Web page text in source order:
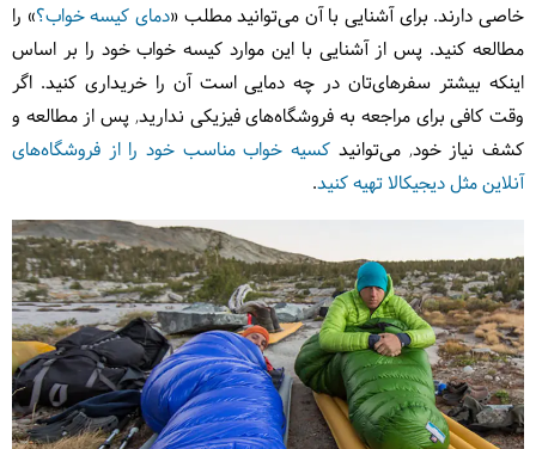
خاصی دارند. برای آشنایی با آن می‌توانید مطلب «دمای کیسه خواب؟» را
مطالعه کنید. پس از آشنایی با این موارد کیسه خواب خود را بر اساس
اینکه بیشتر سفرهای‌تان در چه دمایی است آن را خریداری کنید. اگر
وقت کافی برای مراجعه به فروشگاه‌های فیزیکی ندارید, پس از مطالعه و
کشف نیاز خود, می‌توانید کسیه خواب مناسب خود را از فروشگاه‌های
آنلاین مثل دیجیکالا تهیه کنید.